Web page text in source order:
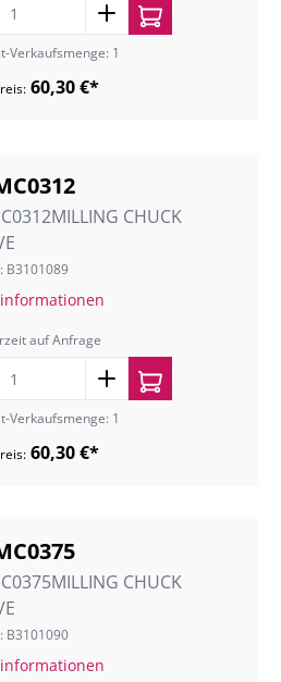
Verkaufsmenge: 1
60,30 €*
CHUCK
B3101089
auf Anfrage
Verkaufsmenge: 1
60,30 €*
CHUCK
B3101090